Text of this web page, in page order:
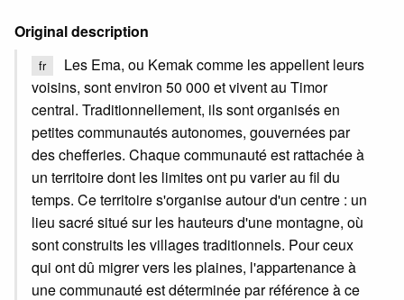
Original description
fr
Les Ema, ou Kemak comme les appellent leurs
voisins, sont environ 50 000 et vivent au Timor
central. Traditionnellement, ils sont organisés en
petites communautés autonomes, gouvernées par
des chefferies. Chaque communauté est rattachée à
un territoire dont les limites ont pu varier au fil du
temps. Ce territoire s'organise autour d'un centre : un
lieu sacré situé sur les hauteurs d'une montagne, où
sont construits les villages traditionnels. Pour ceux
qui ont dû migrer vers les plaines, l'appartenance à
une communauté est déterminée par référence à ce